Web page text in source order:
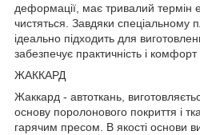
деформації, має тривалий термін
чистяться. Завдяки спеціальному
ідеально підходить для
забезпечує практичність і комфорт
ЖАККАРД
Жаккард - автоткань,
основу поролонового покриття і
гарячим пресом. В якості основи